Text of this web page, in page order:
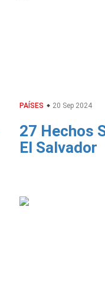
PAÍSES 20 Sep 2024
27 Hechos
El Salvador